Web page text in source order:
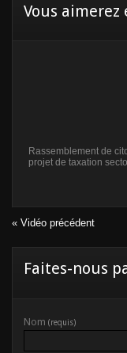
Vous aimerez
Rassemblement de
projet de taxation
« Vidéo précédent
Faites-nous
Nom (requis)